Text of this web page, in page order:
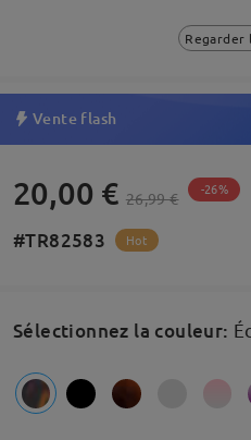
Regarder
Vente flash
20,00 € 26,99 € -26%
#TR82583 Hot
Sélectionnez la couleur: